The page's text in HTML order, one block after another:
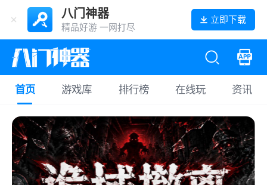
八门神器
精品好游 一网打尽
立即下载
首页 游戏库 排行榜 在线玩 资讯